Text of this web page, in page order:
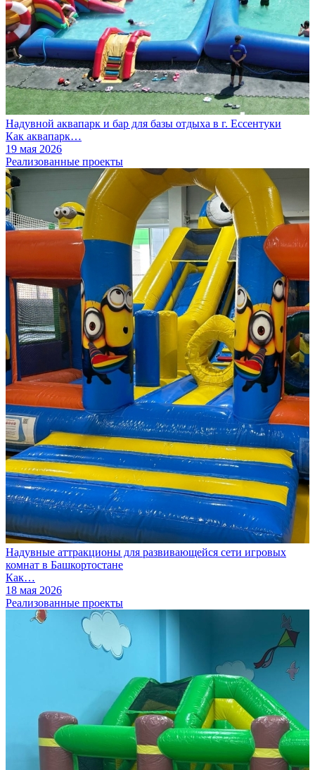
Надувной аквапарк и бар для базы отдыха в г. Ессентуки
Как аквапарк…
19 мая 2026
Реализованные проекты
Надувные аттракционы для развивающейся сети игровых
комнат в Башкортостане
Как…
18 мая 2026
Реализованные проекты